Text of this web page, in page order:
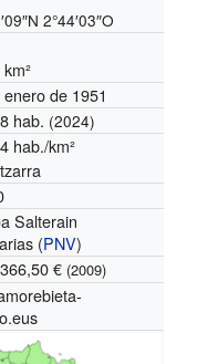
2°44′03″O
de 1951
hab. (2024)
hab./km²
Salterain
(PNV)
€ (2009)